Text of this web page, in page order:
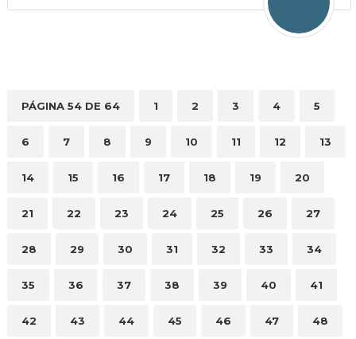
PÁGINA 54 DE 64 1 2 3 4 5
6 7 8 9 10 11 12 13
14 15 16 17 18 19 20
21 22 23 24 25 26 27
28 29 30 31 32 33 34
35 36 37 38 39 40 41
42 43 44 45 46 47 48